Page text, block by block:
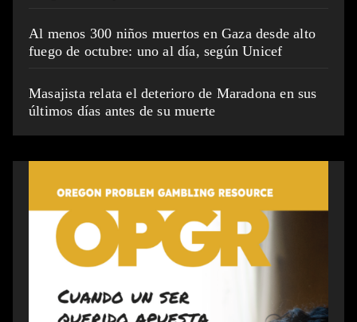
Al menos 300 niños muertos en Gaza desde alto
fuego de octubre: uno al día, según Unicef
Masajista relata el deterioro de Maradona en sus
últimos días antes de su muerte